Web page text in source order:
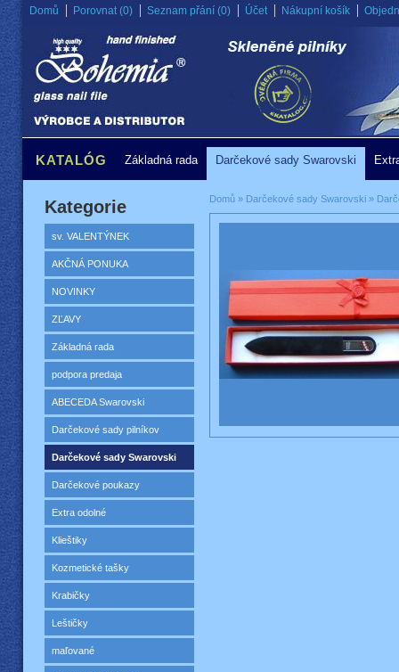
Domů Porovnat (0) Seznam přání (0) Účet Nákupní košík
KATALÓG Základná rada Darčekové sady Swarovski
Kategorie
sv. VALENTÝNEK
AKČNÁ PONUKA
NOVINKY
ZĽAVY
Základná rada
podpora predaja
ABECEDA Swarovski
Darčekové sady pilníkov
Darčekové sady Swarovski
Darčekové poukazy
Extra odolné
Klieštiky
Kozmetické tašky
Krabičky
Leštičky
maľované
Domů » Darčekové sady Swarovski »